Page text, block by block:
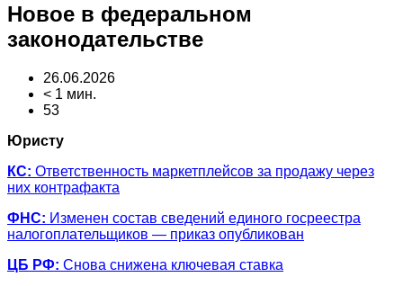
Новое в федеральном
законодательстве
26.06.2026
< 1 мин.
53
Юристу
КС: Ответственность маркетплейсов за продажу через
них контрафакта
ФНС: Изменен состав сведений единого госреестра
налогоплательщиков — приказ опубликован
ЦБ РФ: Снова снижена ключевая ставка